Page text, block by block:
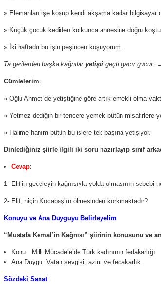
» Elemanları işe koşup kendi akşama kadar bilgisayar
» Küçük çocuk kediden korkunca annesine doğru koştu.
» İki haftadır bu işin peşinden koşuyorum.
Ta gerilerden başka kağnılar yetişti geçti gacır gucur.
Cümlelerim:
» Oğlu Ahmet de yetiştiğine göre artık emekli olma
» Yetmez dediğin bir tencere yemek bütün misafirlere
» Halime hanım bütün bu işlere tek başına yetişiyor.
Dinlediğiniz şiirle ilgili iki soru hazırlayıp sınıf
Cevap:
1- Elif’in geceleyin kağnısıyla yolda olmasının sebebi
2- Elif, niçin Kocabaş’ın ölmesinden korkmaktadır?
Konuyu ve Ana Duyguyu Belirleyelim
“Mustafa Kemal’in Kağnısı” şiirinin konusunu ve
Konu: Milli Mücadele’de Türk kadınının fedakarlığı
Ana Duygu: Vatan sevgisi, azim ve fedakarlık.
Sözdeki Sanat